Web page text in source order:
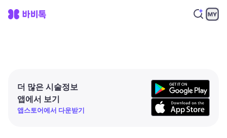
더 많은 시술정보
앱에서 보기
앱스토어에서 다운받기